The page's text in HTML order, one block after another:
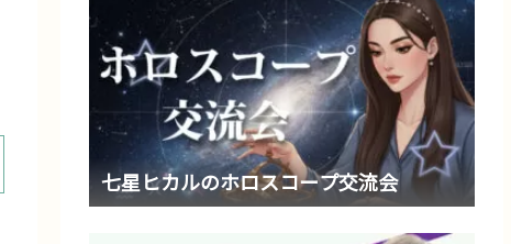
七星ヒカルのホロスコープ交流会